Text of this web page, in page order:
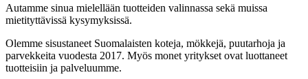
Autamme sinua mielellään tuotteiden valinnassa sekä muissa
mietityttävissä kysymyksissä.
Olemme sisustaneet Suomalaisten koteja, mökkejä, puutarhoja ja
parvekkeita vuodesta 2017. Myös monet yritykset ovat luottaneet
tuotteisiin ja palveluumme.